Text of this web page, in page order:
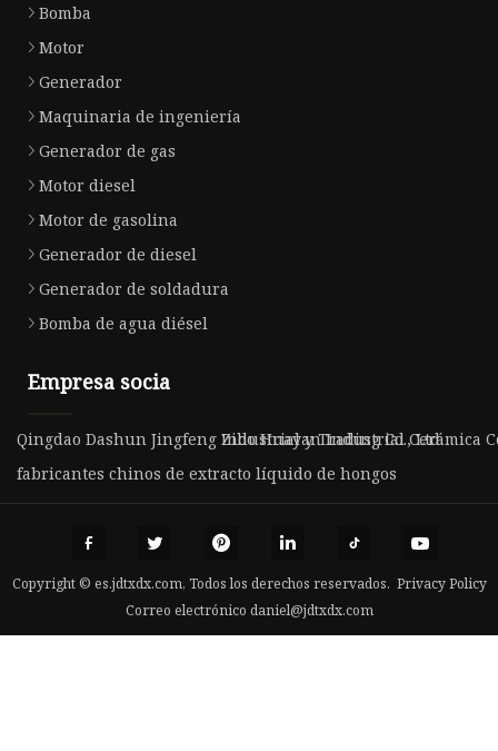
Bomba
Motor
Generador
Maquinaria de ingeniería
Generador de gas
Motor diesel
Motor de gasolina
Generador de diesel
Generador de soldadura
Bomba de agua diésel
Empresa socia
Qingdao Dashun Jingfeng Industrial y Trading Co., Ltd.
Zibo Huayan Industrial Cerámica
fabricantes chinos de extracto líquido de hongos
Copyright © es.jdtxdx.com, Todos los derechos reservados. Privacy Policy
Correo electrónico daniel@jdtxdx.com